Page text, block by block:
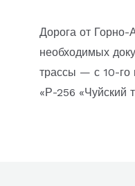
Дорога от Горно-
необходимых
трассы — с 10-го
«Р-256 «Чуйский